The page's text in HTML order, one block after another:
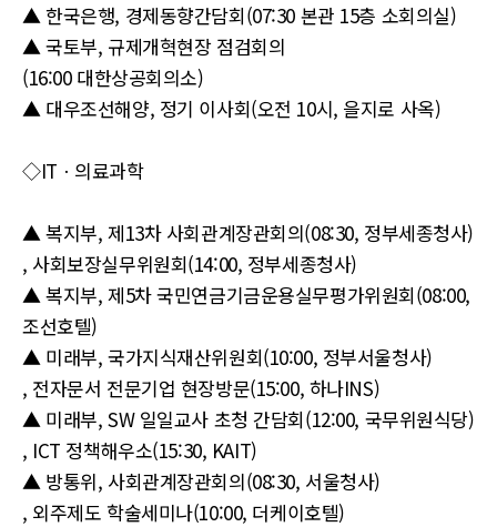
▲ 한국은행, 경제동향간담회(07:30 본관 15층 소회의실)
▲ 국토부, 규제개혁현장 점검회의
(16:00 대한상공회의소)
▲ 대우조선해양, 정기 이사회(오전 10시, 을지로 사옥)
◇ITㆍ의료과학
▲ 복지부, 제13차 사회관계장관회의(08:30, 정부세종청사)
, 사회보장실무위원회(14:00, 정부세종청사)
▲ 복지부, 제5차 국민연금기금운용실무평가위원회(08:00,
조선호텔)
▲ 미래부, 국가지식재산위원회(10:00, 정부서울청사)
, 전자문서 전문기업 현장방문(15:00, 하나INS)
▲ 미래부, SW 일일교사 초청 간담회(12:00, 국무위원식당)
, ICT 정책해우소(15:30, KAIT)
▲ 방통위, 사회관계장관회의(08:30, 서울청사)
, 외주제도 학술세미나(10:00, 더케이호텔)